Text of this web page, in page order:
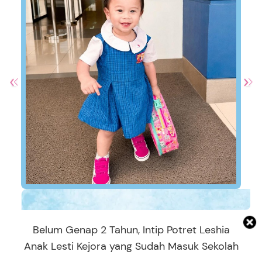
Belum Genap 2 Tahun, Intip Potret Leshia
Anak Lesti Kejora yang Sudah Masuk Sekolah